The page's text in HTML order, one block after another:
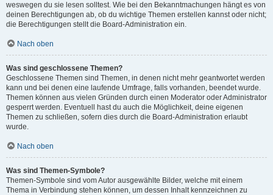
weswegen du sie lesen solltest. Wie bei den Bekanntmachungen hängt es von
deinen Berechtigungen ab, ob du wichtige Themen erstellen kannst oder nicht;
die Berechtigungen stellt die Board-Administration ein.
Nach oben
Was sind geschlossene Themen?
Geschlossene Themen sind Themen, in denen nicht mehr geantwortet werden
kann und bei denen eine laufende Umfrage, falls vorhanden, beendet wurde.
Themen können aus vielen Gründen durch einen Moderator oder Administrator
gesperrt werden. Eventuell hast du auch die Möglichkeit, deine eigenen
Themen zu schließen, sofern dies durch die Board-Administration erlaubt
wurde.
Nach oben
Was sind Themen-Symbole?
Themen-Symbole sind vom Autor ausgewählte Bilder, welche mit einem
Thema in Verbindung stehen können, um dessen Inhalt kennzeichnen zu